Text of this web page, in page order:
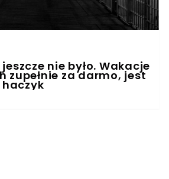
nie było. Wakacje
zupełnie za darmo, jest